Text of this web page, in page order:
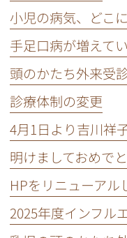
手足口病が増えて
頭のかたち外来受
診療体制の変更
4月1日より吉川祥
明けましておめで
2025年度インフル